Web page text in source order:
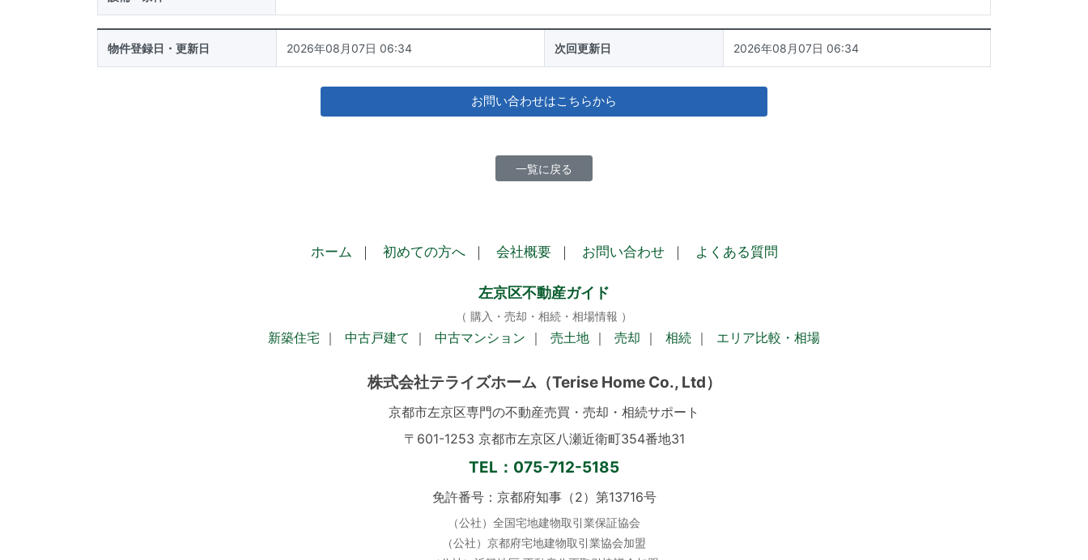
物件登録日・更新日 2026年08月07日 06:34 次回更新日 2026年08月07日 06:34
お問い合わせはこちらから
一覧に戻る
ホーム ｜ 初めての方へ ｜ 会社概要 ｜ お問い合わせ ｜ よくある質問
左京区不動産ガイド
（ 購入・売却・相続・相場情報 ）
新築住宅 ｜ 中古戸建て ｜ 中古マンション ｜ 売土地 ｜ 売却 ｜ 相続 ｜ エリア比較・相場
株式会社テライズホーム（Terise Home Co., Ltd）
京都市左京区専門の不動産売買・売却・相続サポート
〒601-1253 京都市左京区八瀬近衛町354番地31
TEL：075-712-5185
免許番号：京都府知事（2）第13716号
（公社）全国宅地建物取引業保証協会
（公社）京都府宅地建物取引業協会加盟